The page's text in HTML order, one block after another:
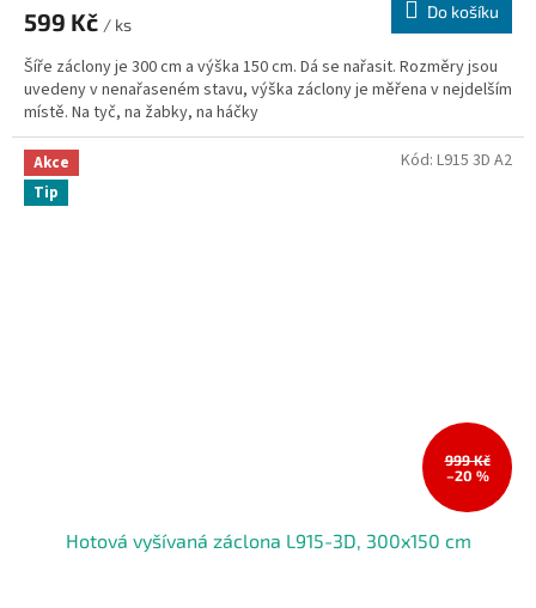
599 Kč / ks
Do košíku
Šíře záclony je 300 cm a výška 150 cm. Dá se nařasit. Rozměry jsou
uvedeny v nenařaseném stavu, výška záclony je měřena v nejdelším
místě. Na tyč, na žabky, na háčky
Akce
Tip
999 Kč
–20 %
Hotová vyšívaná záclona L915-3D, 300x150 cm
Kód: L915 3D A2